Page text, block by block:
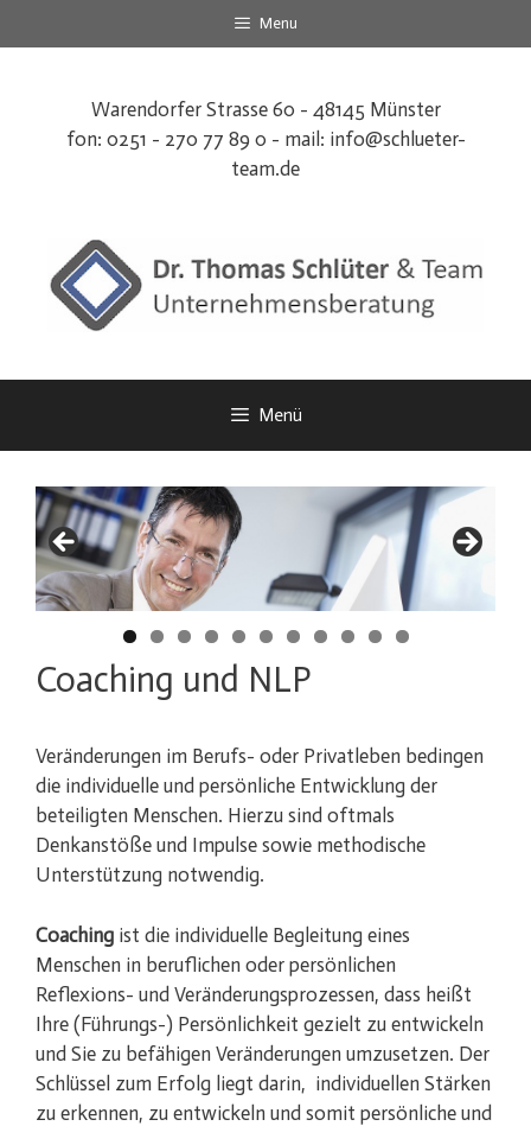
Inhalt
Menu
Warendorfer Strasse 60 - 48145 Münster
fon: 0251 - 270 77 89 0 - mail: info@schlueter-
team.de
Menü
Coaching und NLP
Veränderungen im Berufs- oder Privatleben bedingen
die individuelle und persönliche Entwicklung der
beteiligten Menschen. Hierzu sind oftmals
Denkanstöße und Impulse sowie methodische
Unterstützung notwendig.
Coaching ist die individuelle Begleitung eines
Menschen in beruflichen oder persönlichen
Reflexions- und Veränderungsprozessen, dass heißt
Ihre (Führungs-) Persönlichkeit gezielt zu entwickeln
und Sie zu befähigen Veränderungen umzusetzen. Der
Schlüssel zum Erfolg liegt darin, individuellen Stärken
zu erkennen, zu entwickeln und somit persönliche und